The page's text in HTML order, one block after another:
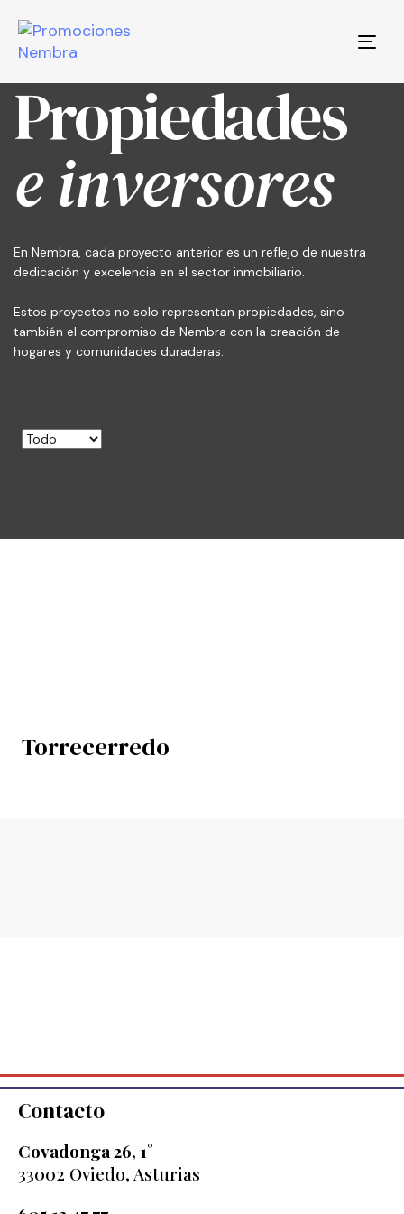
Propiedades
e inversores
En Nembra, cada proyecto anterior es un reflejo de nuestra
dedicación y excelencia en el sector inmobiliario.
Estos proyectos no solo representan propiedades, sino
también el compromiso de Nembra con la creación de
hogares y comunidades duraderas.
Torrecerredo
Contacto
Covadonga 26, 1°
33002 Oviedo, Asturias